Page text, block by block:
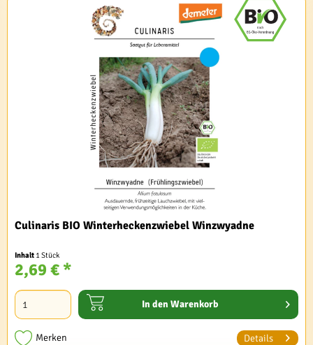
Culinaris BIO Winterheckenzwiebel Winzwyadne
Inhalt 1 Stück
2,69 € *
In den Warenkorb
Merken Details